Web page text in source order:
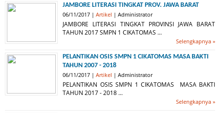
JAMBORE LITERASI TINGKAT PROV. JAWA BARAT
06/11/2017 | Artikel | Administrator
JAMBORE LITERASI TINGKAT PROVINSI JAWA BARAT
TAHUN 2017 SMPN 1 CIKATOMAS ...
Selengkapnya »
PELANTIKAN OSIS SMPN 1 CIKATOMAS MASA BAKTI
TAHUN 2007 - 2018
06/11/2017 | Artikel | Administrator
PELANTIKAN OSIS SMPN 1 CIKATOMAS MASA BAKTI
TAHUN 2017 - 2018 ...
Selengkapnya »